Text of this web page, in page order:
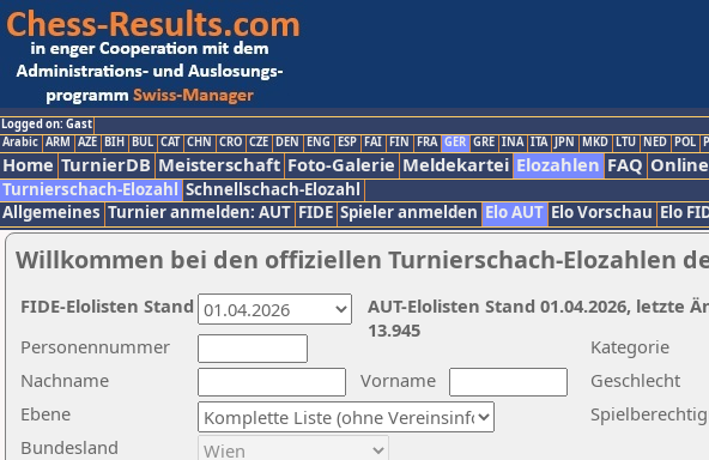
Logged on: Gast
Arabic ARM AZE BIH BUL CAT CHN CRO CZE DEN ENG ESP FAI FIN FRA GER GRE INA ITA JPN MKD LTU NED POL
Home TurnierDB Meisterschaft Foto-Galerie Meldekartei Elozahlen FAQ
Turnierschach-Elozahl Schnellschach-Elozahl
Allgemeines Turnier anmelden: AUT FIDE Spieler anmelden Elo AUT Elo Vorschau Elo
Willkommen bei den offiziellen Turnierschach-Elozahlen
Nachname
Vorname
Ebene
Kategorie
Personennummer
Bundesland
Geschlecht
AUT-Elolisten Stand 01.04.2026, letzte
13.945
FIDE-Elolisten Stand